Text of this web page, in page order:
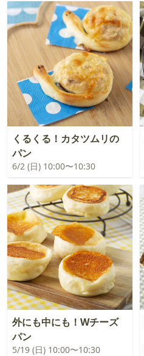
くるくる！カタツムリの
パン
6/2 (日) 10:00〜10:30
外にも中にも！Wチーズ
パン
5/19 (日) 10:00〜10:30